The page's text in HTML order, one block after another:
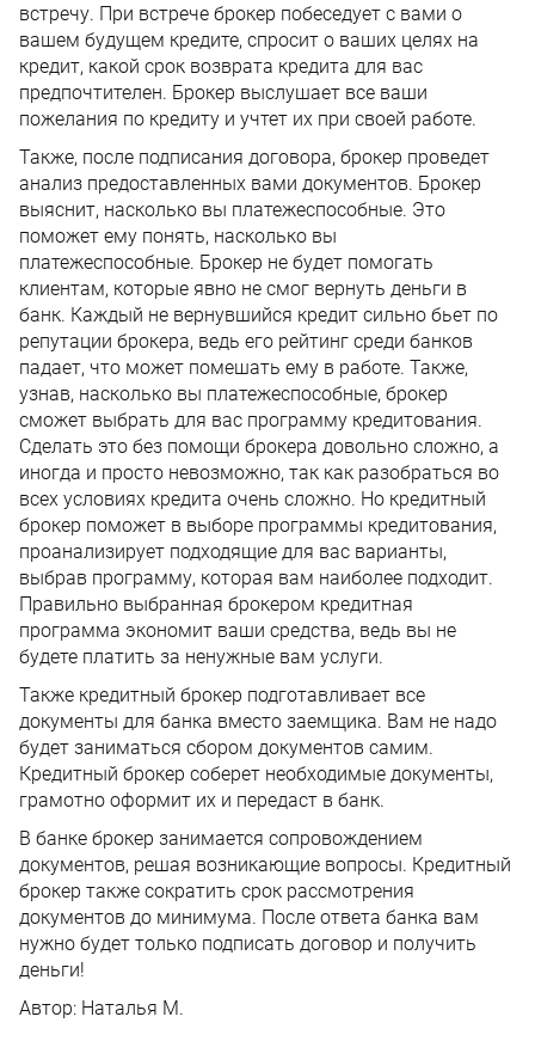
встречу. При встрече брокер побеседует с вами о
вашем будущем кредите, спросит о ваших целях на
кредит, какой срок возврата кредита для вас
предпочтителен. Брокер выслушает все ваши
пожелания по кредиту и учтет их при своей работе.
Также, после подписания договора, брокер проведет
анализ предоставленных вами документов. Брокер
выяснит, насколько вы платежеспособные. Это
поможет ему понять, насколько вы
платежеспособные. Брокер не будет помогать
клиентам, которые явно не смог вернуть деньги в
банк. Каждый не вернувшийся кредит сильно бьет по
репутации брокера, ведь его рейтинг среди банков
падает, что может помешать ему в работе. Также,
узнав, насколько вы платежеспособные, брокер
сможет выбрать для вас программу кредитования.
Сделать это без помощи брокера довольно сложно, а
иногда и просто невозможно, так как разобраться во
всех условиях кредита очень сложно. Но кредитный
брокер поможет в выборе программы кредитования,
проанализирует подходящие для вас варианты,
выбрав программу, которая вам наиболее подходит.
Правильно выбранная брокером кредитная
программа экономит ваши средства, ведь вы не
будете платить за ненужные вам услуги.
Также кредитный брокер подготавливает все
документы для банка вместо заемщика. Вам не надо
будет заниматься сбором документов самим.
Кредитный брокер соберет необходимые документы,
грамотно оформит их и передаст в банк.
В банке брокер занимается сопровождением
документов, решая возникающие вопросы. Кредитный
брокер также сократить срок рассмотрения
документов до минимума. После ответа банка вам
нужно будет только подписать договор и получить
деньги!
Автор: Наталья М.